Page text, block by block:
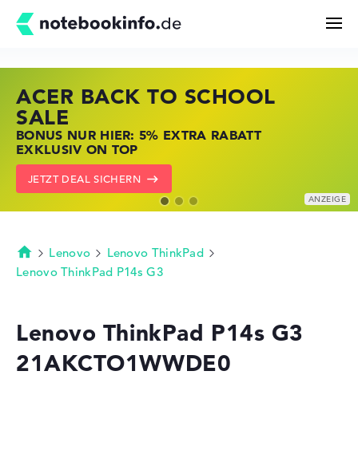
Kaufberatung
Technik & Wissen
Merkzettel
ACER BACK TO SCHOOL
SALE
BONUS NUR HIER: 5% EXTRA RABATT
EXKLUSIV ON TOP
JETZT DEAL SICHERN
HP STORE SSV DEALS
JETZT ZUGREIFEN: NOTEBOOKS BEI HP
KRÄFTIG REDUZIERT
ZU DEN HP ANGEBOTEN
LENOVO LAPTOP DEALS
NOTEBOOKS BEI LENOVO JETZT
KRÄFTIG REDUZIERT
LENOVO DEALS ZEIGEN
Startseite
Lenovo
Lenovo ThinkPad
Lenovo ThinkPad P14s G3
Lenovo ThinkPad P14s G3
21AKCTO1WWDE0